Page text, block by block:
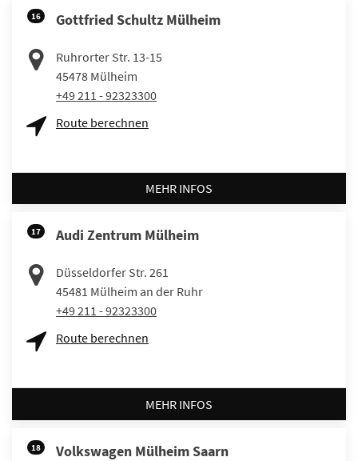
16 Gottfried Schultz Mülheim
Ruhrorter Str. 13-15
45478 Mülheim
+49 211 - 92323300
Route berechnen
MEHR INFOS
17 Audi Zentrum Mülheim
Düsseldorfer Str. 261
45481 Mülheim an der Ruhr
+49 211 - 92323300
Route berechnen
MEHR INFOS
18 Volkswagen Mülheim Saarn